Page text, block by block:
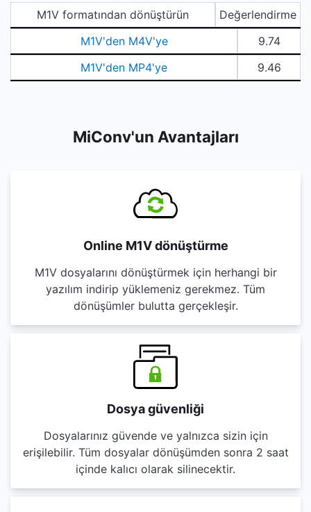
M1V formatından dönüştürün
Değerlendirme
M1V'den M4V'ye
9.74
M1V'den MP4'ye
9.46
MiConv'un Avantajları
Online M1V dönüştürme
M1V dosyalarını dönüştürmek için herhangi bir
yazılım indirip yüklemeniz gerekmez. Tüm
dönüşümler bulutta gerçekleşir.
Dosya güvenliği
Dosyalarınız güvende ve yalnızca sizin için
erişilebilir. Tüm dosyalar dönüşümden sonra 2 saat
içinde kalıcı olarak silinecektir.